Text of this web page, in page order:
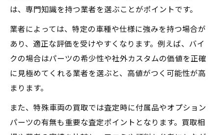
は、専門知識を持つ業者を選ぶことがポイントです。
業者によっては、特定の車種や仕様に強みを持つ場合が
あり、適正な評価を受けやすくなります。例えば、バイ
クの場合はパーツの希少性や社外カスタムの価値を正確
に見極めてくれる業者を選ぶと、高値がつく可能性が高
まります。
また、特殊車両の買取では査定時に付属品やオプション
パーツの有無も重要な査定ポイントとなります。買取相